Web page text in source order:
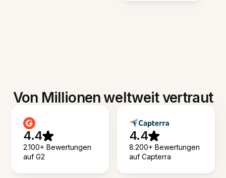
Von Millionen weltweit vertraut
4.4
2.100+ Bewertungen
auf G2
4.4
8.200+ Bewertungen
auf Capterra